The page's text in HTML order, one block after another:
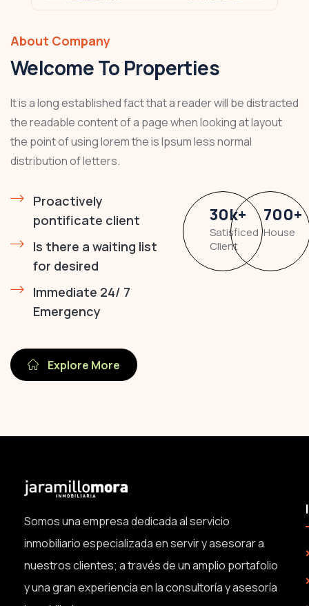
About Company
Welcome To Properties
It is a long established fact that a reader will be distracted
the readable content of a page when looking at layout
the point of using lorem the is Ipsum less normal
distribution of letters.
Proactively
pontificate client
Is there a waiting list
for desired
Immediate 24/ 7
Emergency
30k+
Satisficed
Client
700+
House
Explore More
Somos una empresa dedicada al servicio
inmobiliario especializada en servir y asesorar a
nuestros clientes; a través de un amplio portafolio
y una gran experiencia en la consultoría y asesoría